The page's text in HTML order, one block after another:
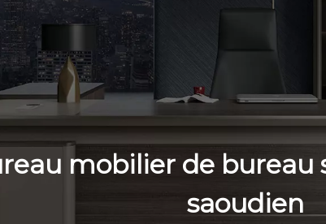
mobilier de
saoudien